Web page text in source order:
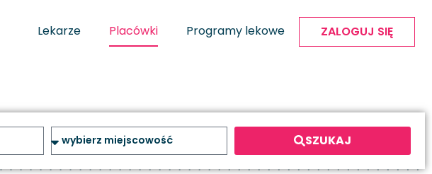
Lekarze Placówki Programy lekowe ZALOGUJ SIĘ
SZUKAJ